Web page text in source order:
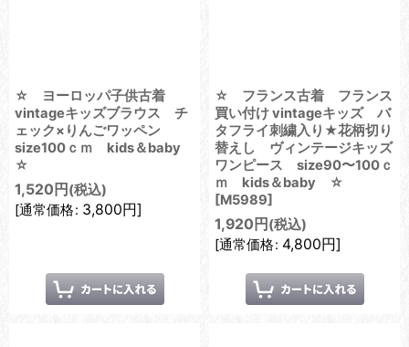
☆ ヨーロッパ子供古着
vintageキッズブラウス チ
ェック×りんごワッペン
size100ｃｍ kids＆baby
☆
1,520 円 (税込)
[通常価格: 3,800円]
☆ フランス古着 フランス
買い付け vintageキッズ バ
タフライ刺繍入り★花柄切り
替えし ヴィンテージキッズ
ワンピース size90〜100ｃ
ｍ kids＆baby ☆
[M5989]
1,920 円 (税込)
[通常価格: 4,800円]